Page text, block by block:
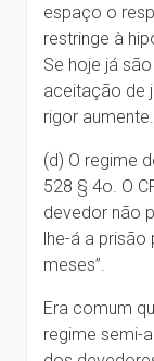
espaço o
restringe à
Se hoje já
aceitação de
rigor aumente.
(d) O regime
528 § 4o. O
devedor não
lhe-á a prisão
meses”.
Era comum
regime semi-